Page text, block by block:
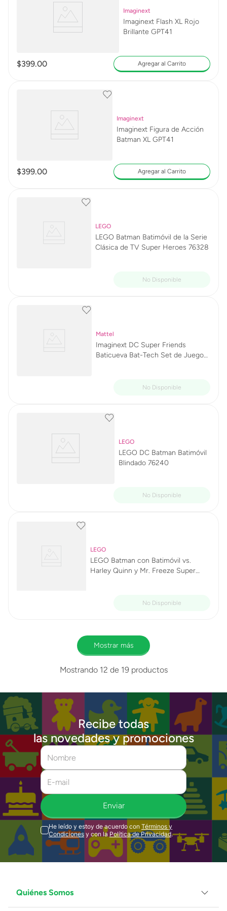
Imaginext
Imaginext Flash XL Rojo
Brillante GPT41
$399.00 Agregar al Carrito
Imaginext
Imaginext Figura de Acción
Batman XL GPT41
$399.00 Agregar al Carrito
LEGO
LEGO Batman Batimóvil de la Serie
Clásica de TV Super Heroes 76328
Mattel
Imaginext DC Super Friends
Baticueva Bat-Tech Set de Juego
LEGO
LEGO DC Batman Batimóvil
Blindado 76240
LEGO
LEGO Batman con Batimóvil vs.
Harley Quinn y Mr. Freeze Super
Mostrar más
Mostrando 12 de 19productos
Recibe todas
las novedades y promociones
Enviar
He leído y estoy de acuerdo con Términos y
Condiciones y con la Política de Privacidad.
Quiénes Somos